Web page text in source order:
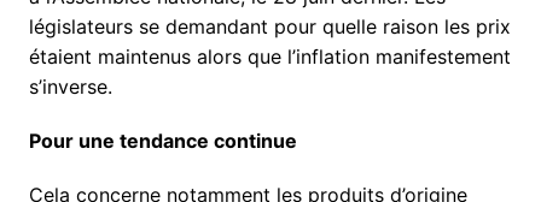
législateurs se demandant pour quelle raison les prix
étaient maintenus alors que l’inflation manifestement
s’inverse.
Pour une tendance continue
Cela concerne notamment les produits d’origine